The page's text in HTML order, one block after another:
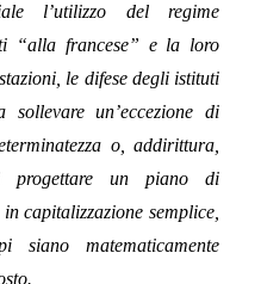
l’utilizzo del regime
“alla francese” e la loro
le difese degli istituti
un’eccezione di
o, addirittura,
progettare un piano di
capitalizzazione semplice,
siano matematicamente